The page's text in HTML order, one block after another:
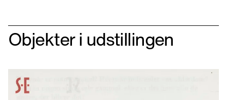
Objekter i udstillingen